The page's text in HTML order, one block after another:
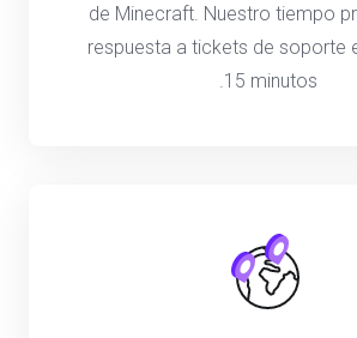
de Minecraft. Nuestro tiempo
respuesta a tickets de soporte
15 minutos.